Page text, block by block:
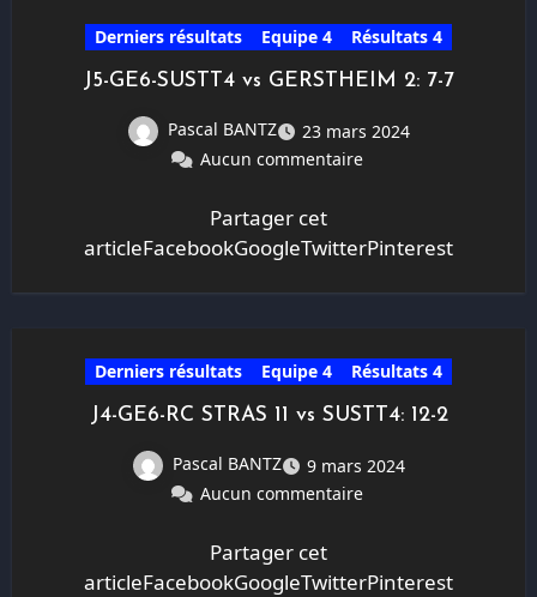
Derniers résultats Equipe 4 Résultats 4
J5-GE6-SUSTT4 vs GERSTHEIM 2: 7-7
Pascal BANTZ
23 mars 2024
Aucun commentaire
Partager cet
articleFacebookGoogleTwitterPinterest
Derniers résultats Equipe 4 Résultats 4
J4-GE6-RC STRAS 11 vs SUSTT4: 12-2
Pascal BANTZ
9 mars 2024
Aucun commentaire
Partager cet
articleFacebookGoogleTwitterPinterest